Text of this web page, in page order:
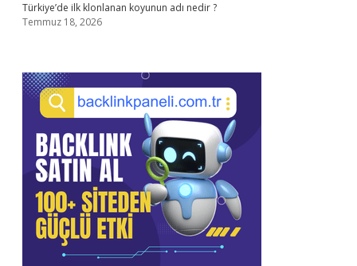
Türkiye’de ilk klonlanan koyunun adı nedir ?
Temmuz 18, 2026